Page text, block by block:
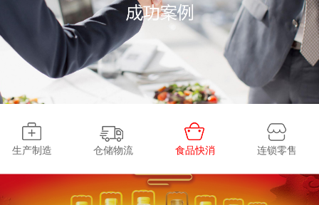
生产制造 仓储物流 食品快消 连锁零售